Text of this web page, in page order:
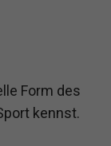
Form des
kennst.